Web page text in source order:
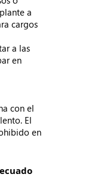
a
cargos
a las
en
con el
El
en